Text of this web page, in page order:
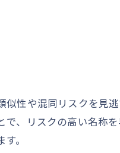
の基礎
まとめ
法
性や混同リスクを見
、リスクの高い名称
。